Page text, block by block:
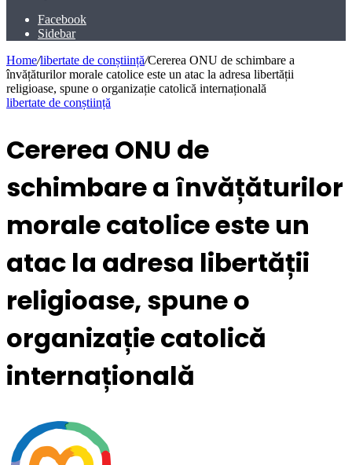
Facebook
Sidebar
Home/libertate de conștiință/Cererea ONU de schimbare a
învățăturilor morale catolice este un atac la adresa libertății
religioase, spune o organizație catolică internațională
libertate de conștiință
Cererea ONU de
schimbare a învățăturilor
morale catolice este un
atac la adresa libertății
religioase, spune o
organizație catolică
internațională